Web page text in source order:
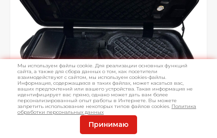
Мы используем файлы cookie. Для реализации основных функций
сайта, а также для сбора данных о том, как посетители
взаимодействуют с сайтом, мы используем cookies-файлы.
Информация, содержащаяся в таких файлах, может касаться вас,
ваших предпочтений или вашего устройства. Такая информация не
идентифицирует вас прямо, однако может дать вам более
персонализированный опыт работы в Интернете. Вы можете
запретить использование некоторых типов файлов cookies. Политика
обработки персональных данных
Принимаю